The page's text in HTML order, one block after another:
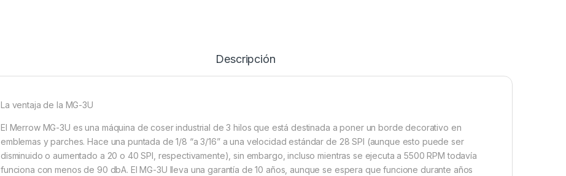
Descripción
La ventaja de la MG-3U
El Merrow MG-3U es una máquina de coser industrial de 3 hilos que está destinada a poner un borde decorativo en
emblemas y parches. Hace una puntada de 1/8 “a 3/16” a una velocidad estándar de 28 SPI (aunque esto puede ser
disminuido o aumentado a 20 o 40 SPI, respectivamente), sin embargo, incluso mientras se ejecuta a 5500 RPM todavía
funciona con menos de 90 dbA. El MG-3U lleva una garantía de 10 años, aunque se espera que funcione durante años